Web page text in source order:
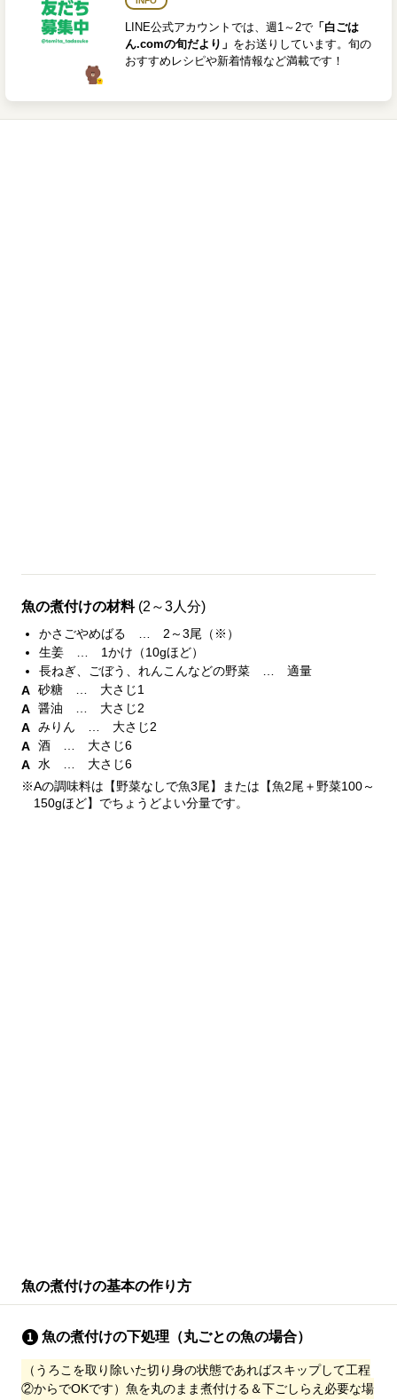
LINE公式アカウントでは、週1～2で 「白ごは
ん.comの旬だより」 をお送りしています。旬の
おすすめレシピや新着情報など満載です！
魚の煮付けの材料 (2～3人分)
かさごやめばる … 2～3尾（※）
生姜 … 1かけ（10gほど）
長ねぎ、ごぼう、れんこんなどの野菜 … 適量
砂糖 … 大さじ1
醤油 … 大さじ2
みりん … 大さじ2
酒 … 大さじ6
水 … 大さじ6
※Aの調味料は【野菜なしで魚3尾】または【魚2尾＋野菜100～
150gほど】でちょうどよい分量です。
魚の煮付けの基本の作り方
魚の煮付けの下処理（丸ごとの魚の場合）
（うろこを取り除いた切り身の状態であればスキップして工程
②からでOKです）魚を丸のまま煮付ける＆下ごしらえ必要な場